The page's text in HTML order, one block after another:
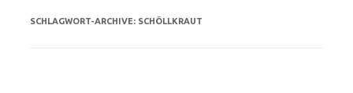
SCHLAGWORT-ARCHIVE: SCHÖLLKRAUT